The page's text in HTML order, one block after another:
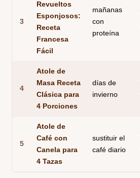
3
Revueltos
Esponjosos:
Receta
Francesa
Fácil
mañanas
con
proteína
4
Atole de
Masa Receta
Clásica para
4 Porciones
días de
invierno
5
Atole de
Café con
Canela para
4 Tazas
sustituir el
café diario